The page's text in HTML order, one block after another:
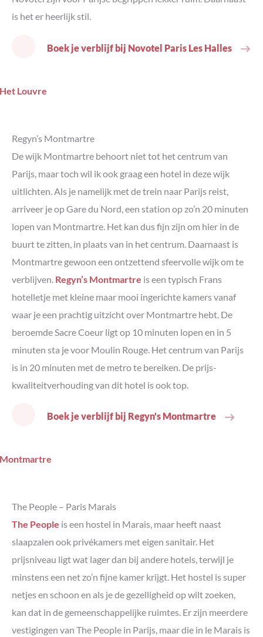
is het er heerlijk stil.
Boek je verblijf bij Novotel Paris Les Halles
Regyn’s Montmartre
De wijk Montmartre behoort niet tot het centrum van
Parijs, maar toch wil ik ook graag een hotel in deze wijk
uitlichten. Als je namelijk met de trein naar Parijs reist,
arriveer je op Gare du Nord, een station op zo’n 20 minuten
lopen van Montmartre. Het kan dus fijn zijn om hier in de
buurt te zitten, in plaats van in het centrum. Daarnaast is
Montmartre gewoon een ontzettend sfeervolle wijk om te
verblijven. Regyn’s Montmartre is een typisch Frans
hotelletje met kleine maar mooi ingerichte kamers vanaf
waar je een prachtig uitzicht over Montmartre hebt. De
beroemde Sacre Coeur ligt op 10 minuten lopen en in 5
minuten sta je voor Moulin Rouge. Het centrum van Parijs
is in 20 minuten met de metro te bereiken. De prijs-
kwaliteitverhouding van dit hotel is ook top.
Boek je verblijf bij Regyn's Montmartre
The People – Paris Marais
The People is een hostel in Marais, maar heeft naast
slaapzalen ook privékamers met eigen sanitair. Het
prijsniveau ligt wat lager dan bij andere hotels, terwijl je
minstens een net zo’n fijne kamer krijgt. Het hostel is super
netjes en schoon en als je de gezelligheid op wilt zoeken,
kan dat in de gemeenschappelijke ruimtes. Er zijn meerdere
vestigingen van The People in Parijs, maar die in le Marais is